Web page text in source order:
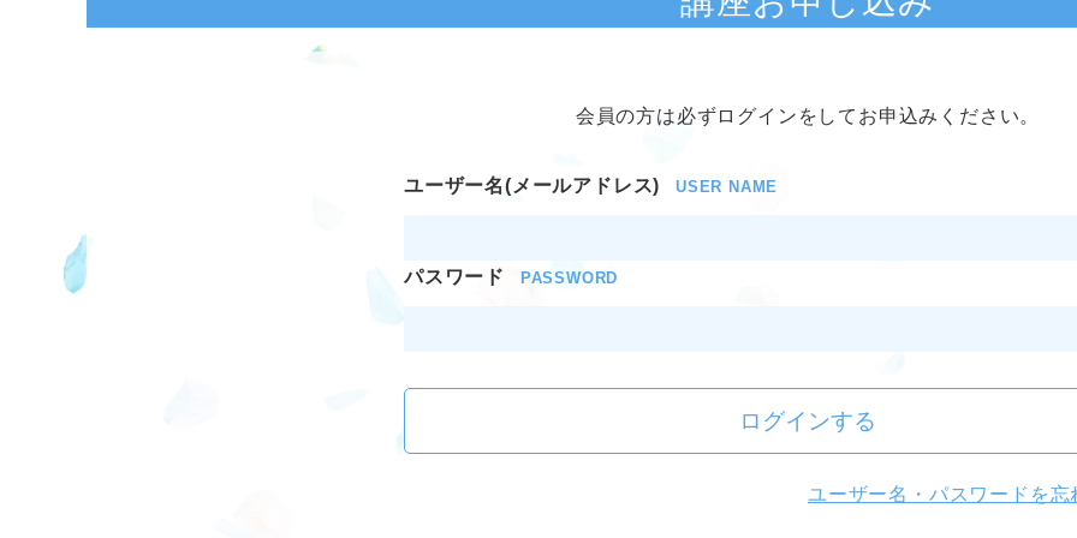
会員の方は必ずログインをしてお申込みください。
ユーザー名(メールアドレス) USER NAME
パスワード PASSWORD
ログインする
ユーザー名・パスワードを忘